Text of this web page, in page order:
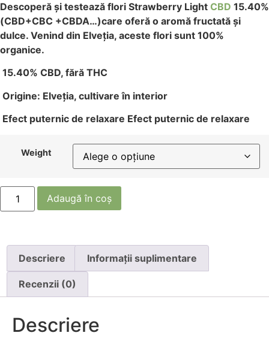
Descoperă și testează flori Strawberry Light CBD 15.40%
(CBD+CBC +CBDA…)care oferă o aromă fructată și
dulce. Venind din Elveția, aceste flori sunt 100%
organice.
15.40% CBD, fără THC
Origine: Elveția, cultivare în interior
Efect puternic de relaxare Efect puternic de relaxare
Weight
Adaugă în coș
Descriere Informații suplimentare
Recenzii (0)
Descriere